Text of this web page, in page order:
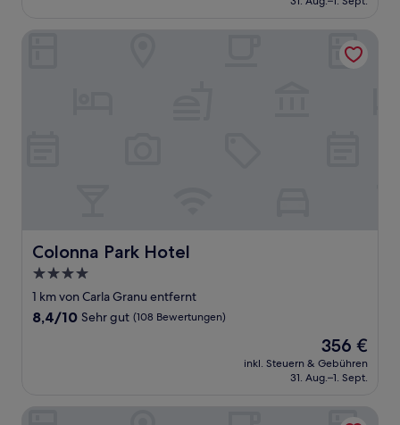
Colonna Park Hotel
Colonna Park Hotel
4.0-
Sterne-
Unterkunft
1 km von Carla Granu entfernt
8.4
Bewertungen)
8,4/10 Sehr gut (108 Bewertungen)
Der
Preis
beträgt
356 €
inkl. Steuern & Gebühren
31. Aug.–1. Sept.
COLONNA RESORT, a Colonna Luxury Beach Hotel, Porto